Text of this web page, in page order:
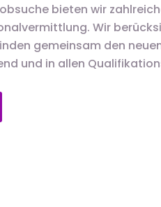
bieten wir
Wir
gemeinsam den
und in allen